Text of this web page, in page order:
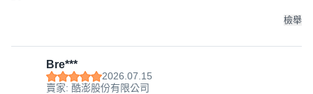
檢舉
Bre***
2026.07.15
賣家: 酷澎股份有限公司